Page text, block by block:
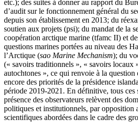
etc.); des suites à donner au rapport du
d’audit sur le fonctionnement général du
depuis son établissement en 2013; du
soutien aux projets (psi); du mandat de la
coopération arctique marine (tfamc II) et
questions marines portées au niveau des
l’Arctique (sao Marine Mechanism); du
(« savoirs traditionnels », « savoirs locaux
autochtones », ce qui renvoie à la question
encore des priorités de la présidence
période 2019-2021. En définitive, tous ces
présence des observateurs relèvent des
politiques et institutionnels, par opposition
scientifiques abordées dans le cadre des